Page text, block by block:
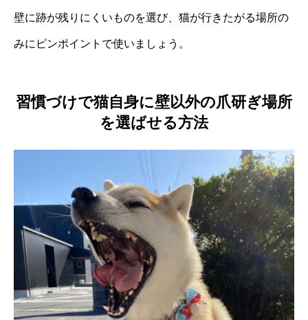
壁に跡が残りにくいものを選び、猫が行きたがる場所の
みにピンポイントで使いましょう。
習慣づけで猫自身に壁以外の爪研ぎ場所
を選ばせる方法